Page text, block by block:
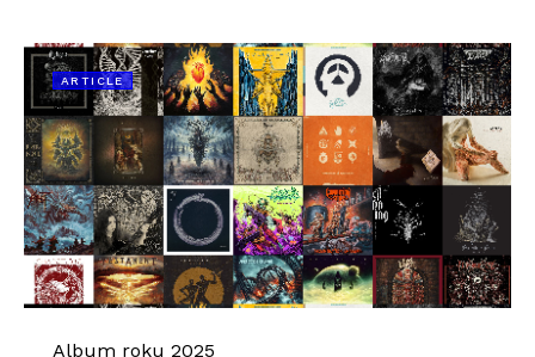
ARTICLE
Album roku 2025